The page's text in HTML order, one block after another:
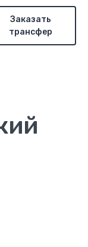
Заказать
трансфер